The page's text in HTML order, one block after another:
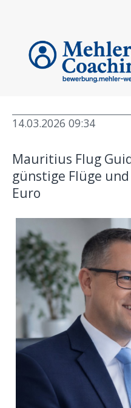
Informationen - News und
High Ticket Coaching
Karrierecoaching
Security & Coaching
Gewalt in Arztpraxen
Impressum
Datenschutzerklärung
Kontakt
14.03.2026 09:34
Mauritius Flug
günstige Flüge
Euro